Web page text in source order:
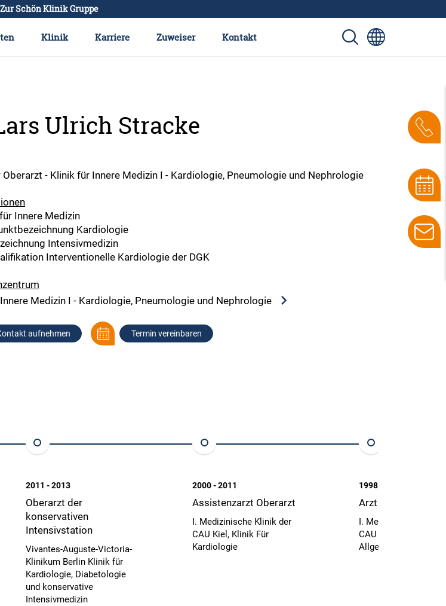
Zur Schön Klinik Gruppe
Klinik Karriere Zuweiser Kontakt
Ulrich Stracke
Oberarzt - Klinik für Innere Medizin I - Kardiologie, Pneumologie und Nephrologie
Innere Medizin
Kardiologie
Intensivmedizin
Interventionelle Kardiologie der DGK
Medizin I - Kardiologie, Pneumologie und Nephrologie
aufnehmen Termin vereinbaren
2011 - 2013
Oberarzt der
konservativen
Intensivstation
Vivantes-Auguste-Victoria-
Klinikum Berlin Klinik für
Kardiologie, Diabetologie
und konservative
Intensivmedizin
2000 - 2011
Assistenzarzt Oberarzt
I. Medizinische Klinik der
CAU Kiel, Klinik Für
Kardiologie
1998 - 2000
Arzt im Praktikum
I. Medizinische Klinik
CAU Kiel, Klinik für
Allgemeine Innere